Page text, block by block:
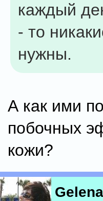
каждый
- то
нужны.
А как ими
побочных
кожи?
Gelena